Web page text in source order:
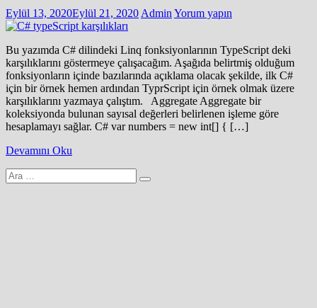
Eylül 13, 2020Eylül 21, 2020 Admin Yorum yapın
Bu yazımda C# dilindeki Linq fonksiyonlarının TypeScript deki
karşılıklarını göstermeye çalışacağım. Aşağıda belirtmiş olduğum
fonksiyonların içinde bazılarında açıklama olacak şekilde, ilk C#
için bir örnek hemen ardından TyprScript için örnek olmak üzere
karşılıklarını yazmaya çalıştım. Aggregate Aggregate bir
koleksiyonda bulunan sayısal değerleri belirlenen işleme göre
hesaplamayı sağlar. C# var numbers = new int[] { […]
Devamını Oku
Arama
yap: